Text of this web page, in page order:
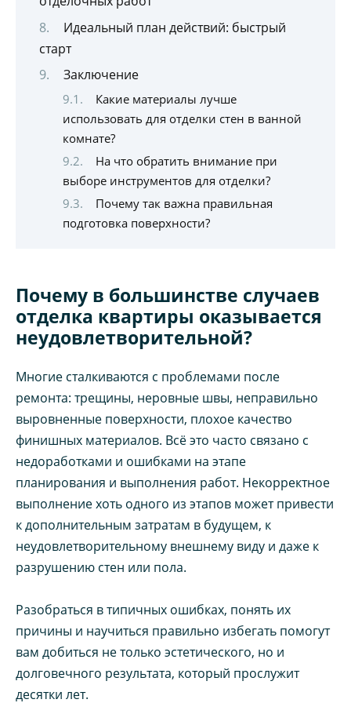
Идеальный план действий: быстрый
старт
Заключение
Какие материалы лучше
использовать для отделки стен в ванной
комнате?
На что обратить внимание при
выборе инструментов для отделки?
Почему так важна правильная
подготовка поверхности?
Почему в большинстве случаев
отделка квартиры оказывается
неудовлетворительной?
Многие сталкиваются с проблемами после
ремонта: трещины, неровные швы, неправильно
выровненные поверхности, плохое качество
финишных материалов. Всё это часто связано с
недоработками и ошибками на этапе
планирования и выполнения работ. Некорректное
выполнение хоть одного из этапов может привести
к дополнительным затратам в будущем, к
неудовлетворительному внешнему виду и даже к
разрушению стен или пола.
Разобраться в типичных ошибках, понять их
причины и научиться правильно избегать помогут
вам добиться не только эстетического, но и
долговечного результата, который прослужит
десятки лет.